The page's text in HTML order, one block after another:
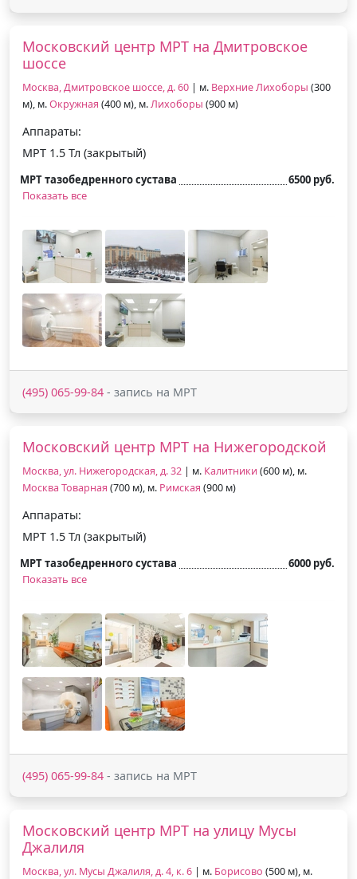
Московский центр МРТ на Дмитровское
шоссе
Москва, Дмитровское шоссе, д. 60 | м. Верхние Лихоборы (300
м), м.Окружная (400 м), м.Лихоборы (900 м)
Аппараты:
МРТ 1.5 Тл (закрытый)
МРТ тазобедренного сустава
6500 руб.
Показать все
(495) 065-99-84 - запись на МРТ
Московский центр МРТ на Нижегородской
Москва, ул. Нижегородская, д. 32 | м. Калитники (600 м), м.
Москва Товарная (700 м), м. Римская (900 м)
Аппараты:
МРТ 1.5 Тл (закрытый)
МРТ тазобедренного сустава
6000 руб.
Показать все
(495) 065-99-84 - запись на МРТ
Московский центр МРТ на улицу Мусы
Джалиля
Москва, ул. Мусы Джалиля, д. 4, к. 6 | м. Борисово (500 м), м.